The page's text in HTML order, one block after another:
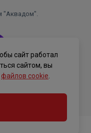
"Аквадом".
сайт работал
сайтом, вы
файлов cookie